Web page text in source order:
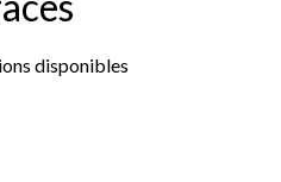
disponibles